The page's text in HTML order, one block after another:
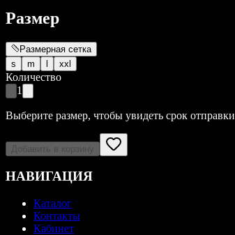
Размер
Размерная сетка
s
m l xxl
Количество
1
Выберите размер, чтобы увидеть срок отправки
Добавить в корзину
НАВИГАЦИЯ
Каталог
Контакты
Кабинет